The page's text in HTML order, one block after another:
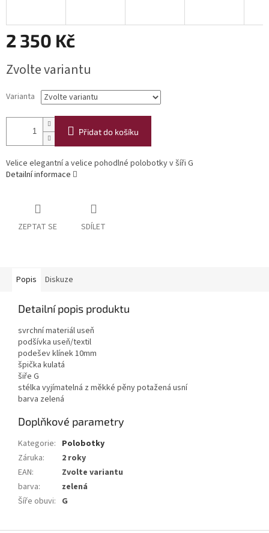
2 350 Kč
cena:
Zvolte variantu
Varianta
Přidat do košíku
Velice elegantní a velice pohodlné polobotky v šíři G
Detailní informace
ZEPTAT SE SDÍLET
Popis Diskuze
Detailní popis produktu
svrchní materiál useň
podšívka useň/textil
podešev klínek 10mm
špička kulatá
šiře G
stélka vyjímatelná z měkké pěny potažená usní
barva zelená
Doplňkové parametry
Kategorie: Polobotky
Záruka:
2 roky
EAN:
Zvolte variantu
barva:
zelená
Šíře obuvi: G